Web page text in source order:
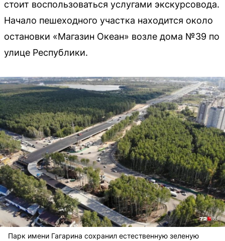
стоит воспользоваться услугами экскурсовода.
Начало пешеходного участка находится около
остановки «Магазин Океан» возле дома №39 по
улице Республики.
Парк имени Гагарина сохранил естественную зеленую